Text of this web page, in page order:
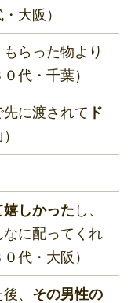
大阪）
らった物より
代・千葉）
に渡されて ド
しかった し、
に配ってくれ
代・大阪）
、 その男性の